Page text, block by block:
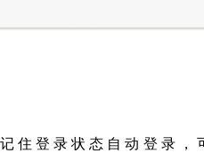
住登录状态自动登录，